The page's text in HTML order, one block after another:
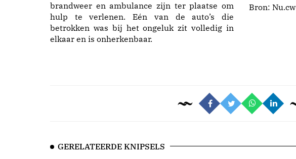
brandweer en ambulance zijn ter plaatse om
hulp te verlenen. Eén van de auto’s die
betrokken was bij het ongeluk zit volledig in
elkaar en is onherkenbaar.
Bron: Nu.cw
GERELATEERDE KNIPSELS